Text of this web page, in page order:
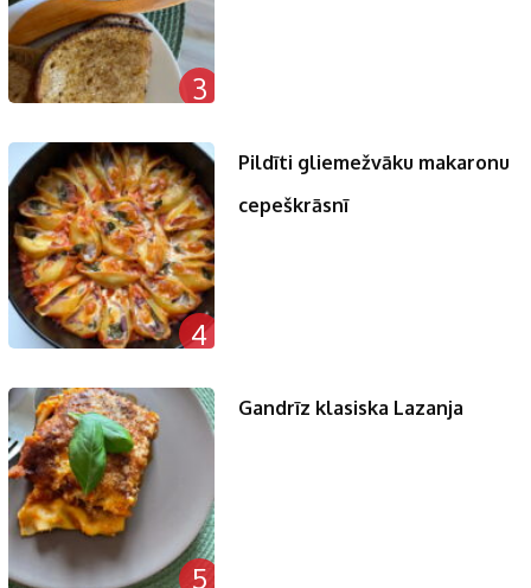
3
4
Pildīti gliemežvāku makaronu
cepeškrāsnī
5
Gandrīz klasiska Lazanja